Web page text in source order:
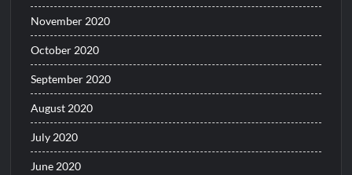
November 2020
October 2020
September 2020
August 2020
July 2020
June 2020